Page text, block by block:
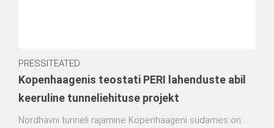
PRESSITEATED
Kopenhaagenis teostati PERI lahenduste abil
keeruline tunneliehituse projekt
Nordhavni tunneli rajamine Kopenhaageni südames on